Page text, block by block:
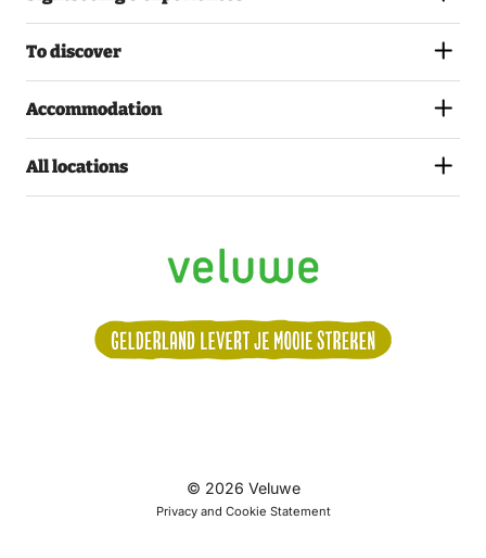
To discover
Accommodation
All locations
ons:
© 2026 Veluwe
Privacy and Cookie Statement